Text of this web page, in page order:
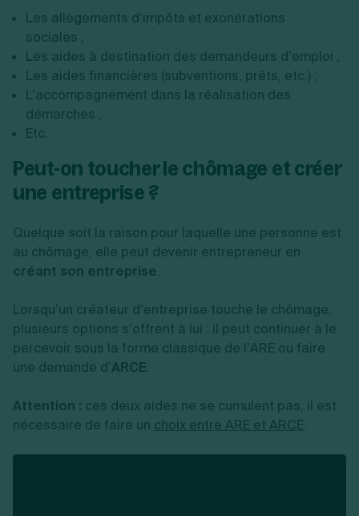
Toutes les modifications
Je suis autonome
Je souhaite être accompagné
Découvrez notre cabinet d'expertise
comptable LS Compta
Création d'EURL
Création de SASU
Création de SARL
Création de SAS
Création de SCI
Création d'association
Aides à la création d’entreprise
Ouverture compte pro
Les allègements d’impôts et exonérations
sociales ;
Les aides à destination des demandeurs d’emploi ;
Les aides financières (subventions, prêts, etc.) ;
L'accompagnement dans la réalisation des
démarches ;
Etc.
Peut-on toucher le chômage et créer
une entreprise ?
Quelque soit la raison pour laquelle une personne est
au chômage, elle peut devenir entrepreneur en
créant son entreprise.
Lorsqu’un créateur d’entreprise touche le chômage,
plusieurs options s’offrent à lui : il peut continuer à le
percevoir sous la forme classique de l’ARE ou faire
une demande d’ARCE.
Attention : ces deux aides ne se cumulent pas, il est
nécessaire de faire un choix entre ARE et ARCE.